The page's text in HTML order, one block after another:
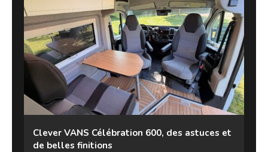
Clever VANS Célébration 600, des astuces et
de belles finitions